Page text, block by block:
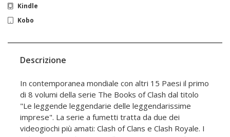
Kindle
Kobo
Descrizione
In contemporanea mondiale con altri 15 Paesi il primo
di 8 volumi della serie The Books of Clash dal titolo
"Le leggende leggendarie delle leggendarissime
imprese". La serie a fumetti tratta da due dei
videogiochi più amati: Clash of Clans e Clash Royale. I